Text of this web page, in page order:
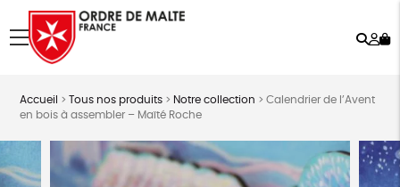
menu
Accueil > Tous nos produits> Notre collection > Calendrier de l’Avent
en bois à assembler – Maïté Roche